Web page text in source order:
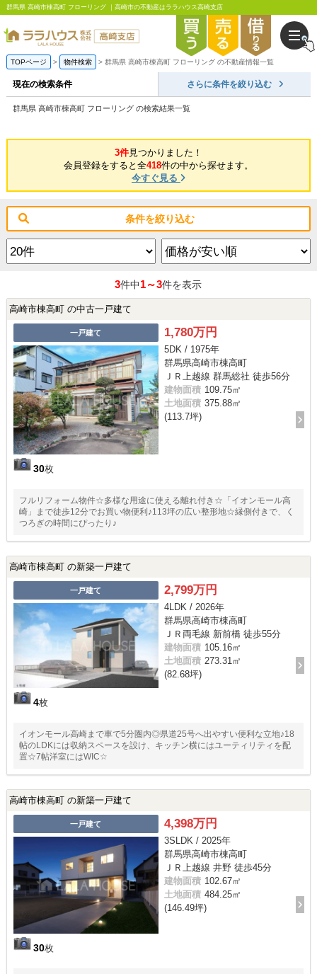
群馬県 高崎市棟高町 フローリング ｜高崎市の不動産はララハウス高崎支店
TOPページ 物件検索 群馬県 高崎市棟高町 フローリング の不動産情報一覧
現在の検索条件 さらに条件を絞り込む
群馬県 高崎市棟高町 フローリング の検索結果一覧
3件見つかりました！
会員登録をすると全418件の中から探せます。
今すぐ見る
条件を絞り込む
3件中1～3件を表示
高崎市棟高町 の中古一戸建て
一戸建て
30枚
1,780万円
5DK / 1975年
群馬県高崎市棟高町
ＪＲ上越線 群馬総社 徒歩56分
建物面積 109.75㎡
土地面積 375.88㎡
(113.7坪)
フルリフォーム物件☆多様な用途に使える離れ付き☆「イオンモール高
崎」まで徒歩12分でお買い物便利♪113坪の広い整形地☆縁側付きで、く
つろぎの時間にぴったり♪
高崎市棟高町 の新築一戸建て
一戸建て
4枚
2,799万円
4LDK / 2026年
群馬県高崎市棟高町
ＪＲ両毛線 新前橋 徒歩55分
建物面積 105.16㎡
土地面積 273.31㎡
(82.68坪)
イオンモール高崎まで車で5分圏内◎県道25号へ出やすい便利な立地♪18
帖のLDKには収納スペースを設け、キッチン横にはユーティリティを配
置☆7帖洋室にはWIC☆
高崎市棟高町 の新築一戸建て
一戸建て
30枚
4,398万円
3SLDK / 2025年
群馬県高崎市棟高町
ＪＲ上越線 井野 徒歩45分
建物面積 102.67㎡
土地面積 484.25㎡
(146.49坪)